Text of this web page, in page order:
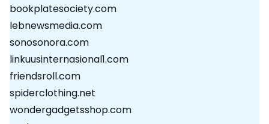
bookplatesociety.com
lebnewsmedia.com
sonosonora.com
linkuusinternasional1.com
friendsroll.com
spiderclothing.net
wondergadgetsshop.com